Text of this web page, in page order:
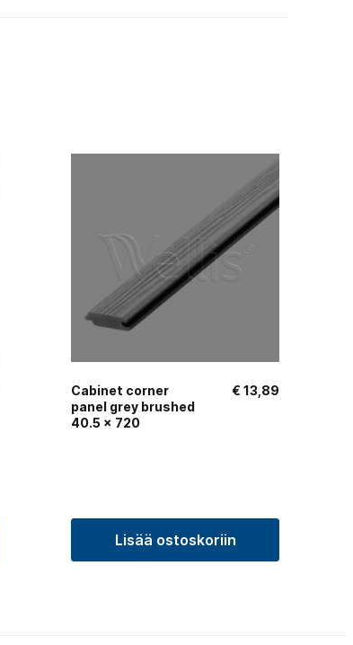
Cabinet corner
panel grey brushed
40.5 x 720
€ 13,89
Lisää ostoskoriin